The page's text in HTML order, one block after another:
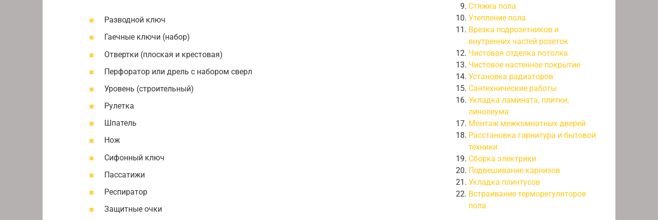
Разводной ключ
Гаечные ключи (набор)
Отвертки (плоская и крестовая)
Перфоратор или дрель с набором сверл
Уровень (строительный)
Рулетка
Шпатель
Нож
Сифонный ключ
Пассатижи
Респиратор
Защитные очки
Стяжка пола
Утепление пола
Врезка подрозетников и
внутренних частей розеток
Чистовая отделка потолка
Чистовое настенное покрытие
Установка радиаторов
Сантехнические работы
Укладка ламината, плитки,
линолеума
Монтаж межкомнатных дверей
Расстановка гарнитура и бытовой
техники
Сборка электрики
Подвешивание карнизов
Укладка плинтусов
Встраивание терморегуляторов
пола